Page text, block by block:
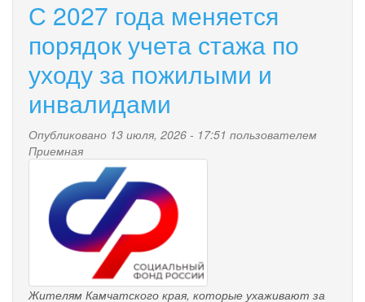
Социальному
России
4
года!
С 2027 года меняется
порядок учета стажа по
уходу за пожилыми и
инвалидами
Опубликовано 13 июля, 2026 - 17:51 пользователем
Приемная
pensionnyy_fond.png
Жителям Камчатского края, которые ухаживают за